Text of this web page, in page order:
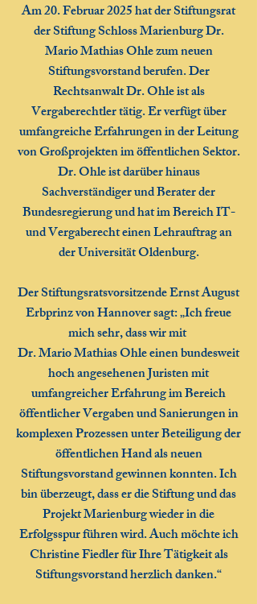
Am 20. Februar 2025 hat der Stiftungsrat
der Stiftung Schloss Marienburg Dr.
Mario Mathias Ohle zum neuen
Stiftungsvorstand berufen. Der
Rechtsanwalt Dr. Ohle ist als
Vergaberechtler tätig. Er verfügt über
umfangreiche Erfahrungen in der Leitung
von Großprojekten im öffentlichen Sektor.
Dr. Ohle ist darüber hinaus
Sachverständiger und Berater der
Bundesregierung und hat im Bereich IT-
und Vergaberecht einen Lehrauftrag an
der Universität Oldenburg.
Der Stiftungsratsvorsitzende Ernst August
Erbprinz von Hannover sagt: „Ich freue
mich sehr, dass wir mit
Dr. Mario Mathias Ohle einen bundesweit
hoch angesehenen Juristen mit
umfangreicher Erfahrung im Bereich
öffentlicher Vergaben und Sanierungen in
komplexen Prozessen unter Beteiligung der
öffentlichen Hand als neuen
Stiftungsvorstand gewinnen konnten. Ich
bin überzeugt, dass er die Stiftung und das
Projekt Marienburg wieder in die
Erfolgsspur führen wird. Auch möchte ich
Christine Fiedler für Ihre Tätigkeit als
Stiftungsvorstand herzlich danken.“